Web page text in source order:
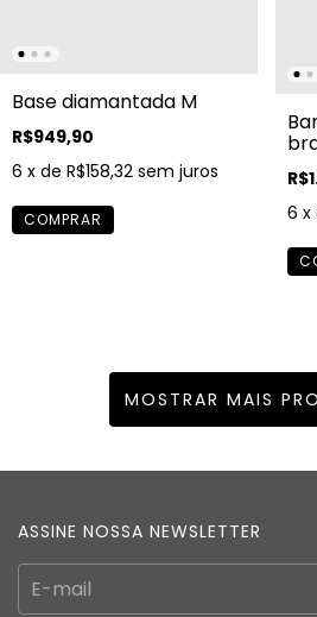
Base diamantada M
R$949,90
6 x de R$158,32 sem juros
6 x
MOSTRAR MAIS
ASSINE NOSSA NEWSLETTER